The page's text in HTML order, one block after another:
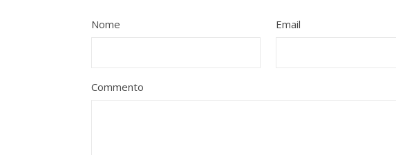
Nome Email
Commento